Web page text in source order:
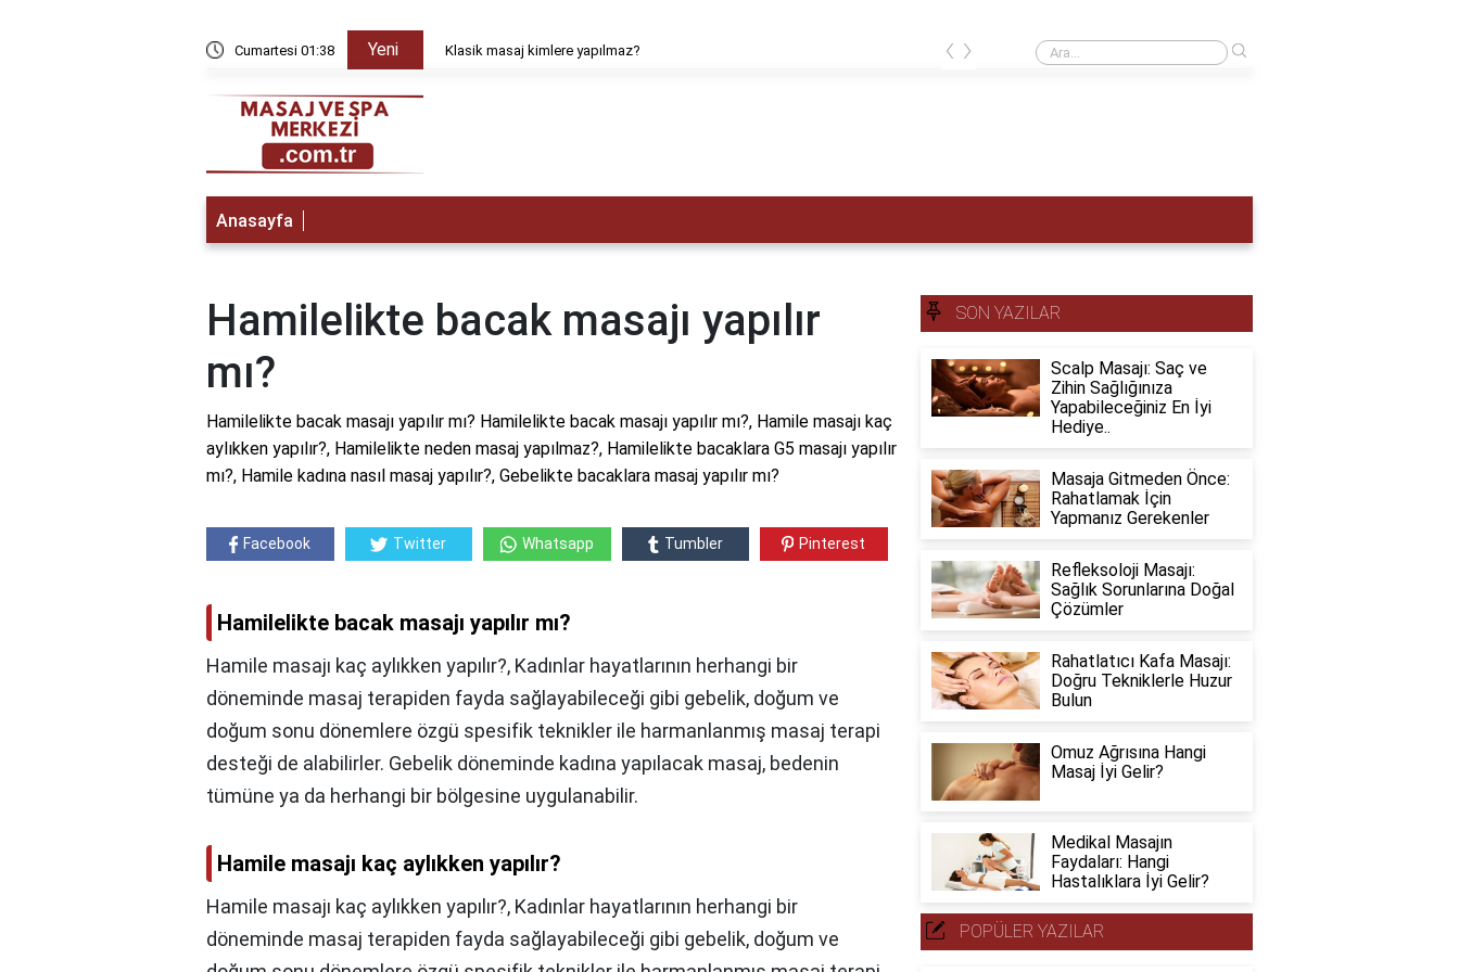
Cumartesi 01:38 Yeni Klasik masaj kimlere yapılmaz? Adet hemen nasıl sökülür?
‹ ›
Anasayfa
Hamilelikte bacak masajı yapılır
mı?
Hamilelikte bacak masajı yapılır mı? Hamilelikte bacak masajı yapılır mı?, Hamile masajı kaç
aylıkken yapılır?, Hamilelikte neden masaj yapılmaz?, Hamilelikte bacaklara G5 masajı yapılır
mı?, Hamile kadına nasıl masaj yapılır?, Gebelikte bacaklara masaj yapılır mı?
Facebook Twitter Whatsapp Tumbler Pinterest
Hamilelikte bacak masajı yapılır mı?
Hamile masajı kaç aylıkken yapılır?, Kadınlar hayatlarının herhangi bir
döneminde masaj terapiden fayda sağlayabileceği gibi gebelik, doğum ve
doğum sonu dönemlere özgü spesifik teknikler ile harmanlanmış masaj terapi
desteği de alabilirler. Gebelik döneminde kadına yapılacak masaj, bedenin
tümüne ya da herhangi bir bölgesine uygulanabilir.
Hamile masajı kaç aylıkken yapılır?
Hamile masajı kaç aylıkken yapılır?, Kadınlar hayatlarının herhangi bir
döneminde masaj terapiden fayda sağlayabileceği gibi gebelik, doğum ve
SON YAZILAR
Scalp Masajı: Saç ve
Zihin Sağlığınıza
Yapabileceğiniz En İyi
Hediye..
Masaja Gitmeden Önce:
Rahatlamak İçin
Yapmanız Gerekenler
Refleksoloji Masajı:
Sağlık Sorunlarına Doğal
Çözümler
Rahatlatıcı Kafa Masajı:
Doğru Tekniklerle Huzur
Bulun
Omuz Ağrısına Hangi
Masaj İyi Gelir?
Medikal Masajın
Faydaları: Hangi
Hastalıklara İyi Gelir?
POPÜLER YAZILAR